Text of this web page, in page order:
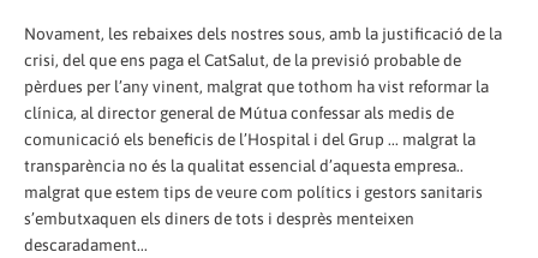
Novament, les rebaixes dels nostres sous, amb la justificació de la
crisi, del que ens paga el CatSalut, de la previsió probable de
pèrdues per l’any vinent, malgrat que tothom ha vist reformar la
clínica, al director general de Mútua confessar als medis de
comunicació els beneficis de l’Hospital i del Grup ... malgrat la
transparència no és la qualitat essencial d’aquesta empresa..
malgrat que estem tips de veure com polítics i gestors sanitaris
s’embutxaquen els diners de tots i desprès menteixen
descaradament...